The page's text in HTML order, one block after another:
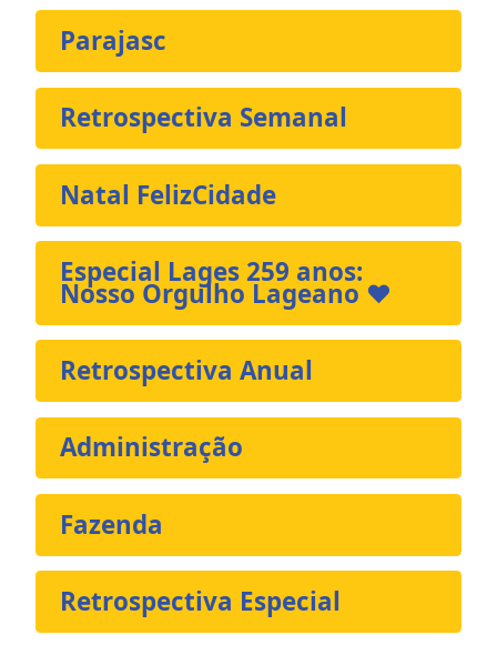
Parajasc
Retrospectiva Semanal
Natal FelizCidade
Especial Lages 259 anos:
Nosso Orgulho Lageano ❤️
Retrospectiva Anual
Administração
Fazenda
Retrospectiva Especial